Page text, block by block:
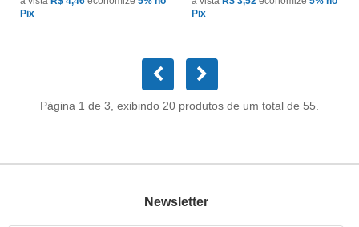
Pix
Pix
Página 1 de 3, exibindo 20 produtos de um total de 55.
Newsletter